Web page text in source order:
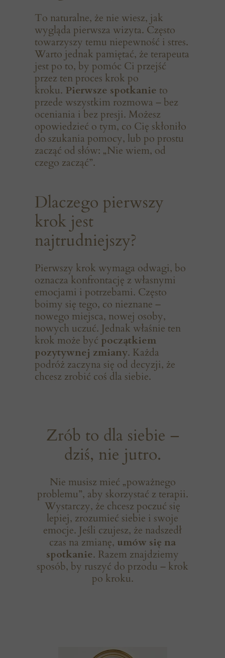
To naturalne, że nie wiesz, jak
wygląda pierwsza wizyta. Często
towarzyszy temu niepewność i stres.
Warto jednak pamiętać, że terapeuta
jest po to, by pomóc Ci przejść
przez ten proces krok po
kroku. Pierwsze spotkanie to
przede wszystkim rozmowa – bez
oceniania i bez presji. Możesz
opowiedzieć o tym, co Cię skłoniło
do szukania pomocy, lub po prostu
zacząć od słów: „Nie wiem, od
czego zacząć”.
Dlaczego pierwszy
krok jest
najtrudniejszy?
Pierwszy krok wymaga odwagi, bo
oznacza konfrontację z własnymi
emocjami i potrzebami. Często
boimy się tego, co nieznane –
nowego miejsca, nowej osoby,
nowych uczuć. Jednak właśnie ten
krok może być początkiem
pozytywnej zmiany. Każda
podróż zaczyna się od decyzji, że
chcesz zrobić coś dla siebie.
Zrób to dla siebie –
dziś, nie jutro.
Nie musisz mieć „poważnego
problemu”, aby skorzystać z terapii.
Wystarczy, że chcesz poczuć się
lepiej, zrozumieć siebie i swoje
emocje. Jeśli czujesz, że nadszedł
czas na zmianę, umów się na
spotkanie. Razem znajdziemy
sposób, by ruszyć do przodu – krok
po kroku.